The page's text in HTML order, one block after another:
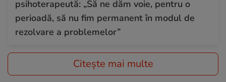
psihoterapeută: „Să ne dăm voie, pentru o
perioadă, să nu fim permanent în modul de
rezolvare a problemelor”
Citește mai multe